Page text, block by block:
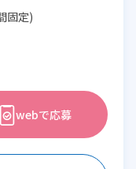
固定)
webで応募